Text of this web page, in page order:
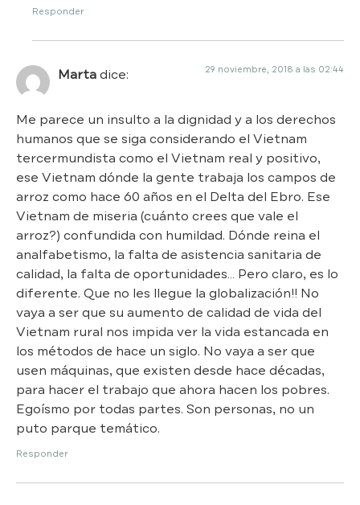
Responder
Martadice: 29 noviembre, 2018 a las 02:44
Me parece un insulto a la dignidad y a los derechos
humanos que se siga considerando el Vietnam
tercermundista como el Vietnam real y positivo,
ese Vietnam dónde la gente trabaja los campos de
arroz como hace 60 años en el Delta del Ebro. Ese
Vietnam de miseria (cuánto crees que vale el
arroz?) confundida con humildad. Dónde reina el
analfabetismo, la falta de asistencia sanitaria de
calidad, la falta de oportunidades… Pero claro, es lo
diferente. Que no les llegue la globalización!! No
vaya a ser que su aumento de calidad de vida del
Vietnam rural nos impida ver la vida estancada en
los métodos de hace un siglo. No vaya a ser que
usen máquinas, que existen desde hace décadas,
para hacer el trabajo que ahora hacen los pobres.
Egoísmo por todas partes. Son personas, no un
puto parque temático.
Responder